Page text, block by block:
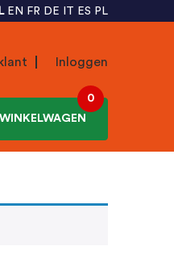
EN FR DE IT ES PL
Inloggen
WINKELWAGEN
0